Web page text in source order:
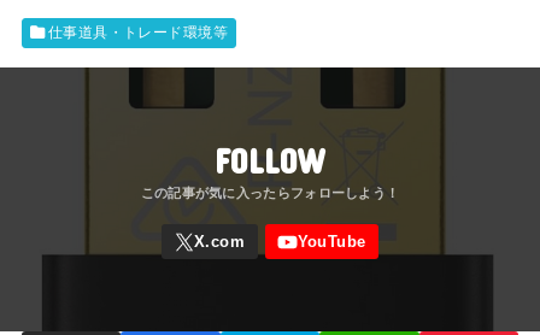
仕事道具・トレード環境等
FOLLOW